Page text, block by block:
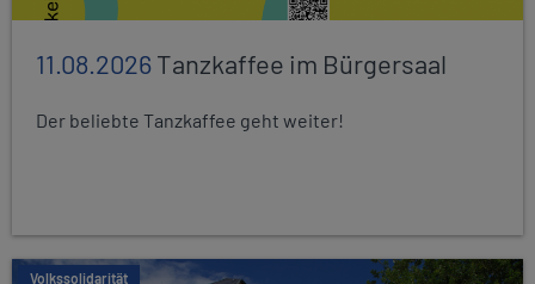
11.08.2026Tanzkaffee im Bürgersaal
Der beliebte Tanzkaffee geht weiter!
Volkssolidarität